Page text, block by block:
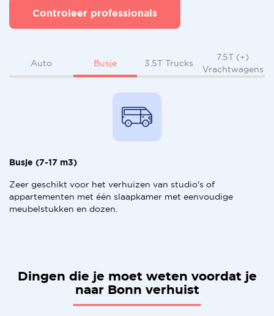
Controleer professionals
Auto Busje 3.5T Trucks
7.5T (+)
Vrachtwagens
Busje (7-17 m3)
Zeer geschikt voor het verhuizen van studio's of
appartementen met één slaapkamer met eenvoudige
meubelstukken en dozen.
Dingen die je moet weten voordat je
naar Bonn verhuist